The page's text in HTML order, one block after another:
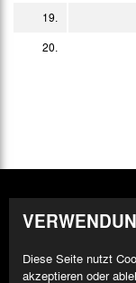
19.
20.
Diese Seite nutzt
akzeptieren oder